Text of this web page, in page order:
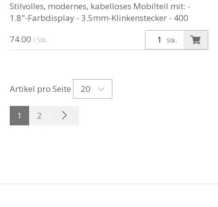
74.00 / Stk. Stk.
Stilvolles, modernes, kabelloses Mobilteil mit: -
1.8"-Farbdisplay - 3.5mm-Klinkenstecker - 400
Stunden Standby - Kompatibel ab W60B
Artikel pro Seite 20
1 2